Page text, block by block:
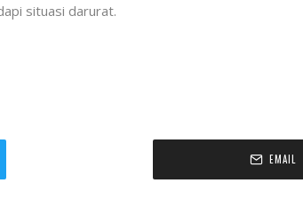
situasi darurat.
EMAIL